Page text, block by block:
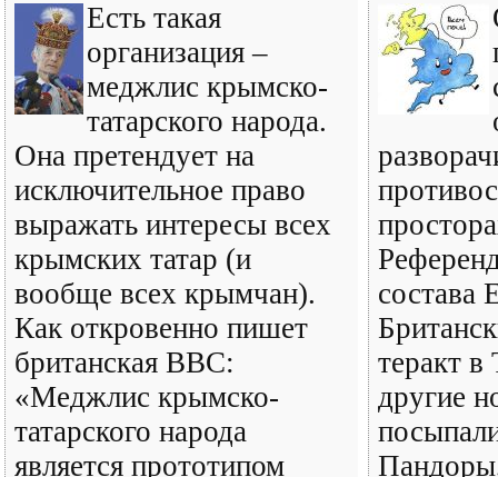
Есть такая
организация –
меджлис крымско-
татарского народа.
Она претендует на
исключительное право
выражать интересы всех
крымских татар (и
вообще всех крымчан).
Как откровенно пишет
британская ВВС:
«Меджлис крымско-
татарского народа
является прототипом
состава
теракт
другие